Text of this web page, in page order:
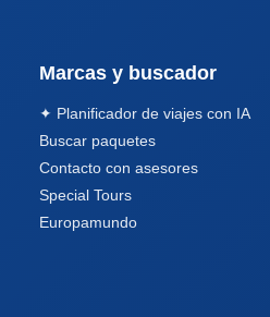
Marcas y buscador
✦ Planificador de viajes con IA
Buscar paquetes
Contacto con asesores
Special Tours
Europamundo